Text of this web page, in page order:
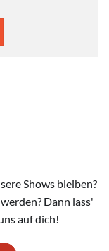
Shows bleiben?
Dann lass'
auf dich!